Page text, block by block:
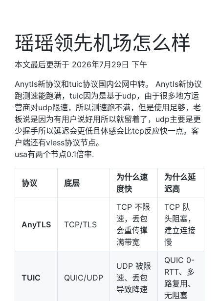
瑶瑶领先机场怎么样
本文最后更新于 2026年7月29日 下午
Anytls新协议和tuic协议国内公网中转。 Anytls新协议
跑测速能跑满，tuic因为是基于udp，由于很多地方运
营商对udp限速，所以测速跑不满，但是使用足够，老
板说是因为有用户说好用所以就留着了，udp主要是更
少握手所以延迟会更低且体感会比tcp反应快一点。客
户端还有vless协议节点。
usa有两个节点0.1倍率.
协议 底层
为什么速
度快
为什么延
迟高
AnyTLS TCP/TLS
TCP 不限
速，丢包
会重传撑
满带宽
TCP 队
头阻塞，
建立连接
慢
TUIC QUIC/UDP
UDP 被限
速、丢包
导致降速
QUIC 0-
RTT、多
路复用、
无阻塞